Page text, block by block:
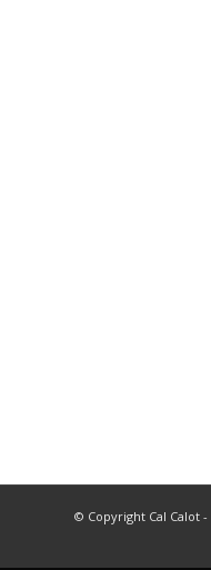
© Copyright Cal Calot -